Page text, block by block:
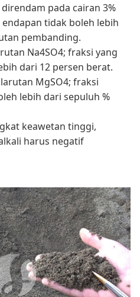
pada cairan 3%
endapan tidak boleh lebih
pembanding.
Na4SO4; fraksi yang
dari 12 persen berat.
MgSO4; fraksi
lebih dari sepuluh %
keawetan tinggi,
harus negatif